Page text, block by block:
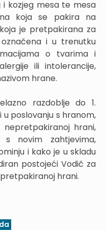
i kozjeg mesa te mesa
koja se pakira na
je pretpakirana za
i u trenutku
o tvarima i
ili intolerancije,
hrane.
razdoblje do 1.
u poslovanju s hranom,
hrani,
s novim zahtjevima,
i kako je u skladu
postojeći Vodič za
hrani.